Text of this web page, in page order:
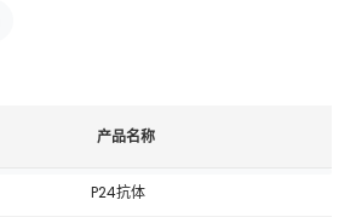
产品名称
P24抗体